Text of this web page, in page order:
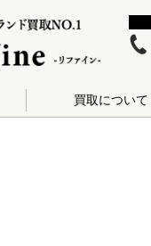
買取について